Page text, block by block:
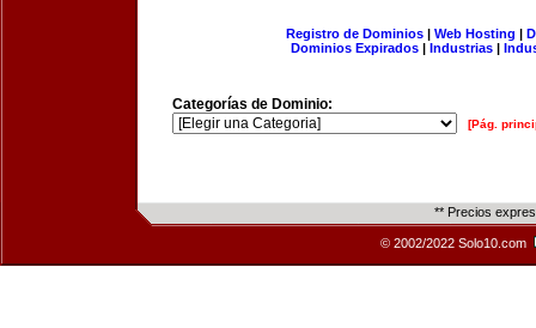
Registro de Dominios| Web Hosting |
Dominios Expirados | Industrias |
Categorías de Dominio:
[Pág.
** Precios
© 2002/2022 Solo10.com